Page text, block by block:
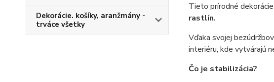
Dekorácie. košíky, aranžmány -
trváce všetky
Tieto prírodné
Vďaka svojej
interiéru, kde vytvárajú
Čo je stabilizácia?